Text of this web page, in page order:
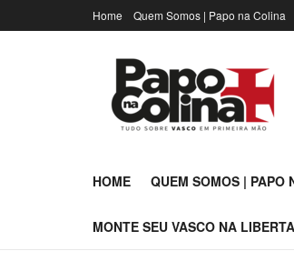
Home Quem Somos | Papo na Colina
HOME QUEM SOMOS | PAPO
MONTE SEU VASCO NA